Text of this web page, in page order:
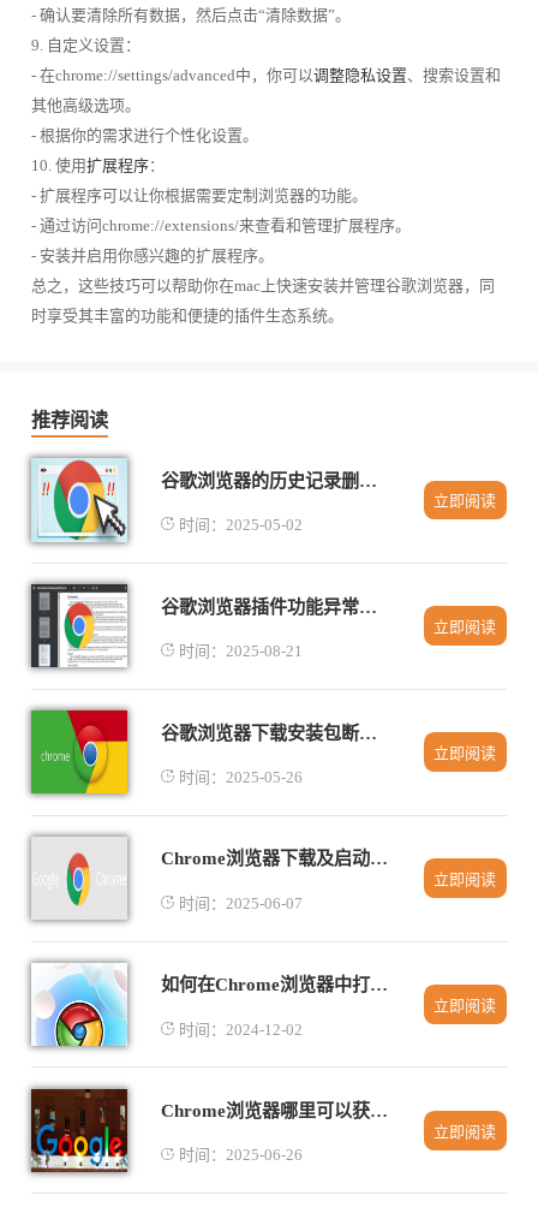
- 确认要清除所有数据，然后点击“清除数据”。
9. 自定义设置：
- 在chrome://settings/advanced中，你可以调整隐私设置、搜索设置和
其他高级选项。
- 根据你的需求进行个性化设置。
10. 使用扩展程序：
- 扩展程序可以让你根据需要定制浏览器的功能。
- 通过访问chrome://extensions/来查看和管理扩展程序。
- 安装并启用你感兴趣的扩展程序。
总之，这些技巧可以帮助你在mac上快速安装并管理谷歌浏览器，同
时享受其丰富的功能和便捷的插件生态系统。
推荐阅读
谷歌浏览器的历史记录删除方法
时间：2025-05-02
立即阅读
谷歌浏览器插件功能异常提示已被停用如何处理
时间：2025-08-21
立即阅读
谷歌浏览器下载安装包断点续传工具应用
时间：2025-05-26
立即阅读
Chrome浏览器下载及启动速度优化方法
时间：2025-06-07
立即阅读
如何在Chrome浏览器中打开开发者工具
时间：2024-12-02
立即阅读
Chrome浏览器哪里可以获取极速版
时间：2025-06-26
立即阅读